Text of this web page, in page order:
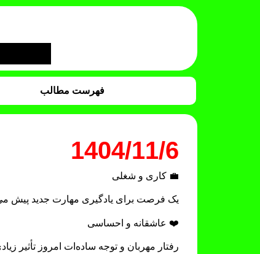
فهرست مطالب
1404/11/6
💼 کاری و شغلی
یک فرصت برای یادگیری مهارت جدید پیش
❤️ عاشقانه و احساسی
رفتار مهربان و توجه ساده‌ات امروز